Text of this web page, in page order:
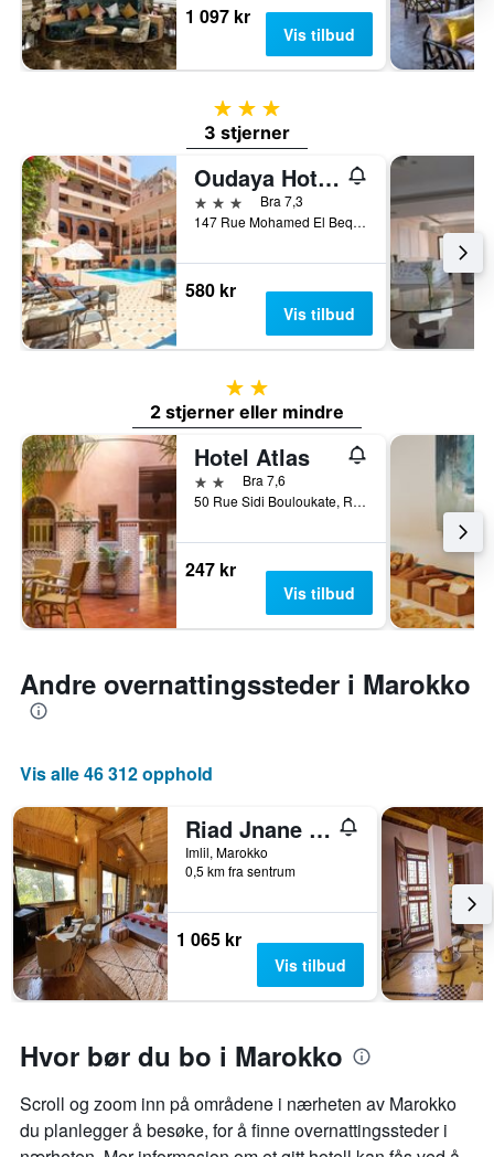
1 097 kr
Vis tilbud
3 stjerner
3 stjerner
Oudaya Hotel & Spa
3 stjernerBra 7,3
147 Rue Mohamed El Beqal - Gueliz, Marrakech, Marokko
580 kr
Vis tilbud
2 stjerner
2 stjerner eller mindre
Hotel Atlas
2 stjernerBra 7,6
50 Rue Sidi Bouloukate, Riad Zitoun Lakdim, Marrakech, Marokko
247 kr
Vis tilbud
Andre overnattingssteder i Marokko
Vis alle 46 312 opphold
Riad Jnane Imlil
Imlil, Marokko
0,5 km fra sentrum
1 065 kr
Vis tilbud
Hvor bør du bo i Marokko
Scroll og zoom inn på områdene i nærheten av Marokko
du planlegger å besøke, for å finne overnattingssteder i